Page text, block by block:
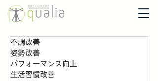
不調改善
姿勢改善
パフォーマンス向上
生活習慣改善